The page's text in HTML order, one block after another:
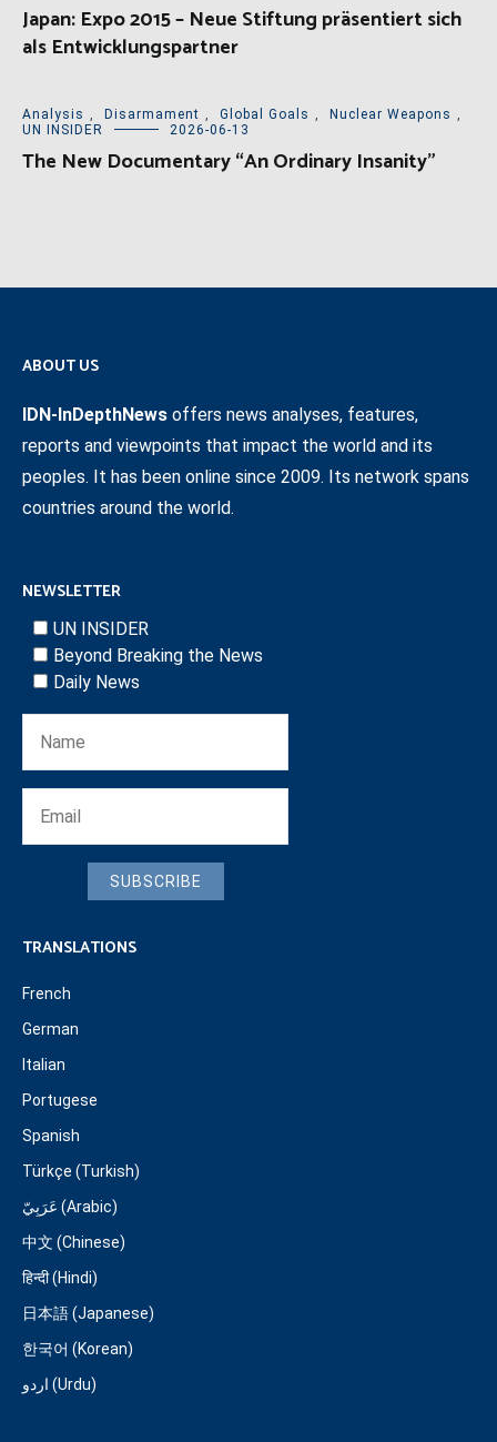
Japan: Expo 2015 – Neue Stiftung präsentiert sich
als Entwicklungspartner
Analysis , Disarmament , Global Goals , Nuclear Weapons ,
UN INSIDER
2026-06-13
The New Documentary “An Ordinary Insanity”
ABOUT US
IDN-InDepthNews offers news analyses, features,
reports and viewpoints that impact the world and its
peoples. It has been online since 2009. Its network spans
countries around the world.
NEWSLETTER
UN INSIDER
Beyond Breaking the News
Daily News
SUBSCRIBE
TRANSLATIONS
French
German
Italian
Portugese
Spanish
Türkçe (Turkish)
عَرَبِيّ (Arabic)
中文 (Chinese)
हिन्दी (Hindi)
日本語 (Japanese)
한국어 (Korean)
اردو (Urdu)